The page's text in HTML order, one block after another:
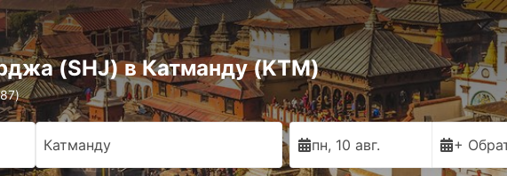
(SHJ) в Катманду (KTM)
Катманду пн, 10 авг. +